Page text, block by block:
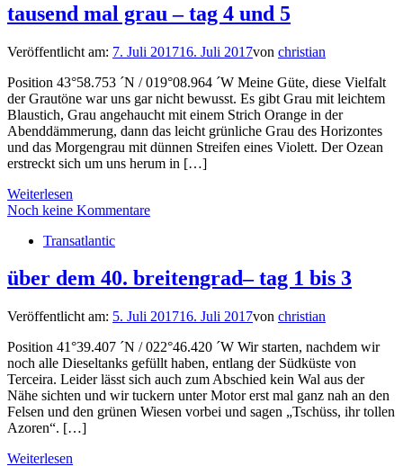
tausend mal grau – tag 4 und 5
Veröffentlicht am: 7. Juli 201716. Juli 2017von christian
Position 43°58.753 ´N / 019°08.964 ´W Meine Güte, diese Vielfalt
der Grautöne war uns gar nicht bewusst. Es gibt Grau mit leichtem
Blaustich, Grau angehaucht mit einem Strich Orange in der
Abenddämmerung, dann das leicht grünliche Grau des Horizontes
und das Morgengrau mit dünnen Streifen eines Violett. Der Ozean
erstreckt sich um uns herum in […]
Weiterlesen
Noch keine Kommentare
Transatlantic
über dem 40. breitengrad– tag 1 bis 3
Veröffentlicht am: 5. Juli 201716. Juli 2017von christian
Position 41°39.407 ´N / 022°46.420 ´W Wir starten, nachdem wir
noch alle Dieseltanks gefüllt haben, entlang der Südküste von
Terceira. Leider lässt sich auch zum Abschied kein Wal aus der
Nähe sichten und wir tuckern unter Motor erst mal ganz nah an den
Felsen und den grünen Wiesen vorbei und sagen „Tschüss, ihr tollen
Azoren“. […]
Weiterlesen